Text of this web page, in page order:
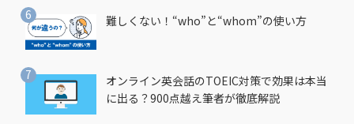
難しくない！“who”と“whom”の使い方
オンライン英会話のTOEIC対策で効果は本当
に出る？900点越え筆者が徹底解説